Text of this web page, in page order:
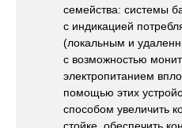
семейства: системы
с индикацией
(локальным и
с возможностью
электропитанием
помощью этих
способом увеличить